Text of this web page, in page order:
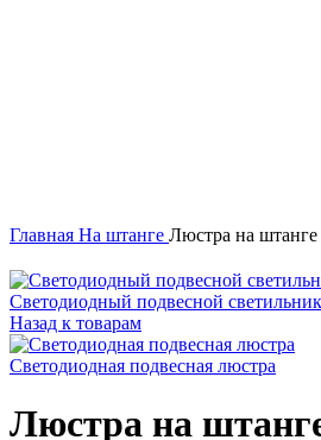
Главная На штанге Люстра на
Светодиодный подвесной светильник
Назад к товарам
Светодиодная подвесная люстра
Люстра на